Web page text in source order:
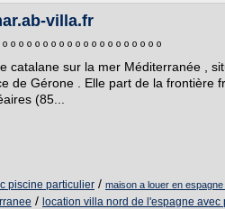
villa.fr
º º º º º º º º º º º º º º º º º º º
catalane sur la mer Méditerranée ,
de Gérone . Elle part de la frontière
(85...
piscine particulier / maison a louer en
/ location villa nord de l'espagne avec